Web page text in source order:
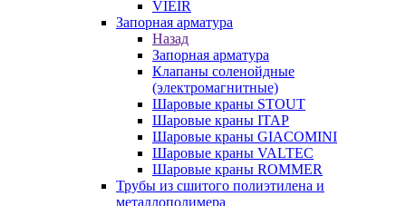
VIEIR
Запорная арматура
Назад
Запорная арматура
Клапаны соленойдные
(электромагнитные)
Шаровые краны STOUT
Шаровые краны ITAP
Шаровые краны GIACOMINI
Шаровые краны VALTEC
Шаровые краны ROMMER
Трубы из сшитого полиэтилена и
металлополимера